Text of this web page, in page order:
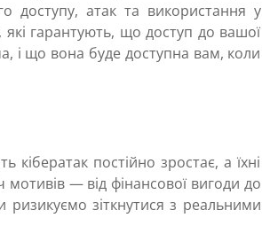
доступу, атак та використання у
гарантують, що доступ до вашої
і що вона буде доступна вам, коли
кібератак постійно зростає, а їхні
— від фінансової вигоди до
ризикуємо зіткнутися з реальними